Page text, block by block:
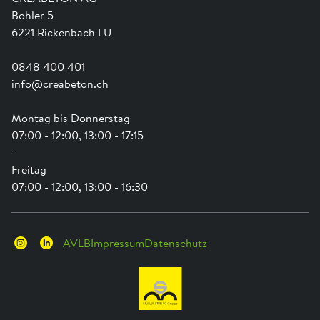
Bohler 5
6221 Rickenbach LU
0848 400 401
info@creabeton.ch
Montag bis Donnerstag
07:00 - 12:00, 13:00 - 17:15
-
Freitag
07:00 - 12:00, 13:00 - 16:30
Anwendungsunterstützung
Newsletter
Swissness
Schwammstadt
AVLBImpressumDatenschutz